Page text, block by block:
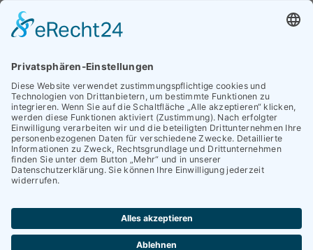
Immer auf dem Laufenden bleiben.
Datenschutz Impressum
Hinweisgeber (HinSchG)
Verbesserungsvorschläge
Flyer
© 2026 Uhlenhaus PFLEGE GmbH